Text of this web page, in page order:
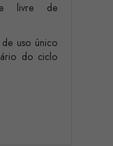
e livre de
uso único
do ciclo